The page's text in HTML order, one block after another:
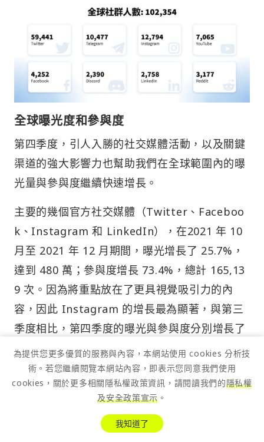
全球曝光度和參與度
第四季度，引人入勝的社交媒體活動，以及關鍵
渠道的強大影響力也幫助我們在全球範圍內的曝
光量與參與度繼續快速增長。
主要的幾個官方社交媒體（Twitter、Faceboo
k、Instagram 和 LinkedIn），在2021 年 10
月至 2021 年 12 月期間，曝光增長了 25.7%，
達到 480 萬；參與度增長 73.4%，總計 165,13
9 次。因為將重點放在了更具視覺吸引力的內
容，因此 Instagram 的增長最為顯著，與第三
季度相比，第四季度的曝光與參與度分別增長了
36% 和 118%。
為提供您更多優質的服務與內容，本網站使用 cookies 分析技
術。若您繼續閱覽本網站內容，即表示您同意我們使用
cookies，關於更多相關隱私權政策資訊，請閱讀我們的隱私權
及安全政策宣示 。
我知道了